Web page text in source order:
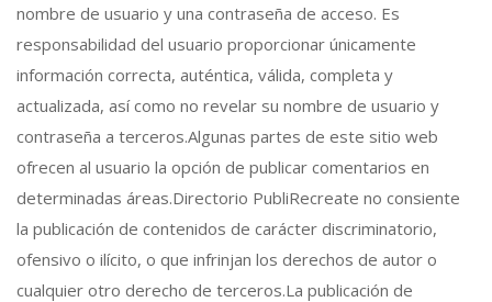
nombre de usuario y una contraseña de acceso. Es
responsabilidad del usuario proporcionar únicamente
información correcta, auténtica, válida, completa y
actualizada, así como no revelar su nombre de usuario y
contraseña a terceros.Algunas partes de este sitio web
ofrecen al usuario la opción de publicar comentarios en
determinadas áreas.Directorio PubliRecreate no consiente
la publicación de contenidos de carácter discriminatorio,
ofensivo o ilícito, o que infrinjan los derechos de autor o
cualquier otro derecho de terceros.La publicación de